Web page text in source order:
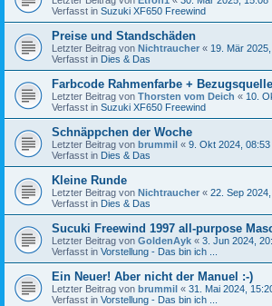
Verfasst in Suzuki XF650 Freewind
Preise und Standschäden
Letzter Beitrag von Nichtraucher « 19. Mär
Verfasst in Dies & Das
Farbcode Rahmenfarbe + Bezugsquelle
Letzter Beitrag von Thorsten vom Deich « 10.
Verfasst in Suzuki XF650 Freewind
Schnäppchen der Woche
Letzter Beitrag von brummil « 9. Okt 2024, 08:53
Verfasst in Dies & Das
Kleine Runde
Letzter Beitrag von Nichtraucher « 22. Sep
Verfasst in Dies & Das
Sucuki Freewind 1997 all-purpose
Letzter Beitrag von GoldenAyk « 3. Jun 2024,
Verfasst in Vorstellung - Das bin ich ...
Ein Neuer! Aber nicht der Manuel :-)
Letzter Beitrag von brummil « 31. Mai 2024,
Verfasst in Vorstellung - Das bin ich ...